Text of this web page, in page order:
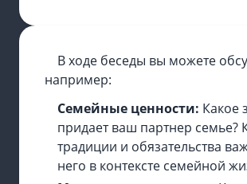
В ходе беседы вы можете
например:
Семейные ценности: Какое
придает ваш партнер семье?
традиции и обязательства
него в контексте семейной